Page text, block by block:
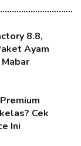
8.8,
Ayam
Cek
Ini